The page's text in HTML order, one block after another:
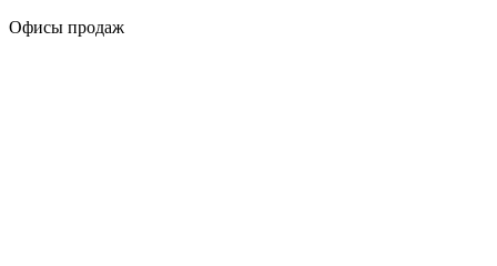
Офисы продаж